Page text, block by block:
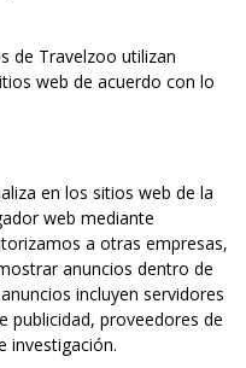
de Travelzoo utilizan
web de acuerdo con lo
en los sitios web de la
web mediante
a otras empresas,
anuncios dentro de
incluyen servidores
publicidad, proveedores de
investigación.